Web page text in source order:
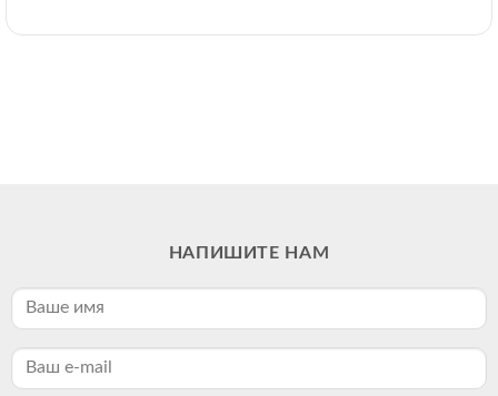
НАПИШИТЕ НАМ